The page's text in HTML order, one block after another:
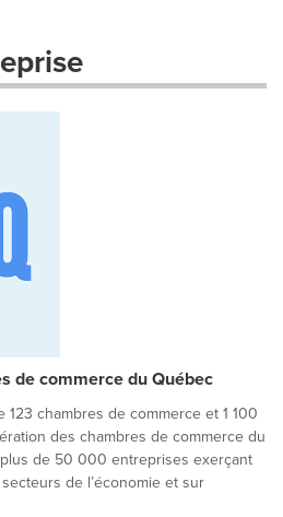
de commerce du Québec
chambres de commerce et 1 100
des chambres de commerce du
de 50 000 entreprises exerçant
de l’économie et sur